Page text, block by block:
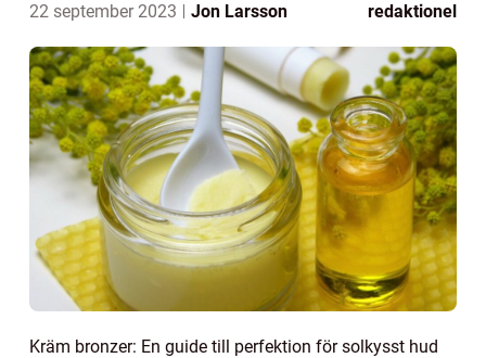
22 september 2023 Jon Larsson redaktionel
Kräm bronzer: En guide till perfektion för solkysst hud